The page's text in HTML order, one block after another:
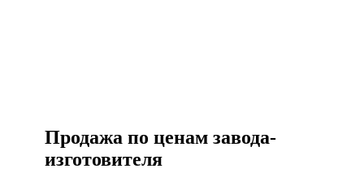
Продажа по ценам завода-
изготовителя